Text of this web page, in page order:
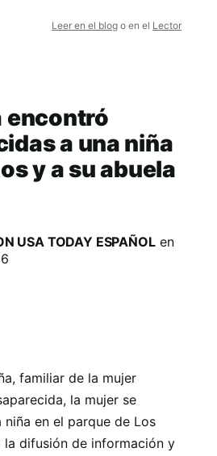
Leer en el blog o en el Lector
encontró
a una niña
y a su abuela
USA TODAY ESPAÑOLen
familiar de la mujer
la mujer se
en el parque de Los
la difusión de información y